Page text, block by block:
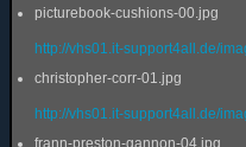
picturebook-cushions-00.jpg
http://vhs01.it-support4all.de/
christopher-corr-01.jpg
http://vhs01.it-support4all.de/
frann-preston-gannon-04.jpg